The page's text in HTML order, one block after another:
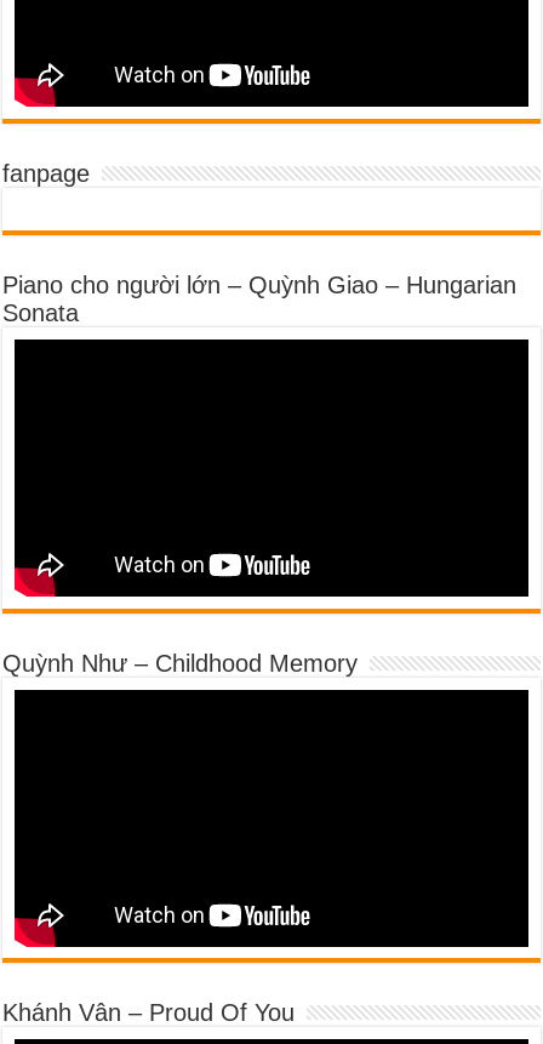
fanpage
Piano cho người lớn – Quỳnh Giao – Hungarian
Sonata
Quỳnh Như – Childhood Memory
Khánh Vân – Proud Of You